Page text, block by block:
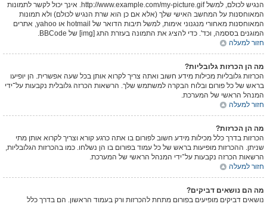
הנגיש לכולם, למשל http://www.example.com/my-picture.gif. אינך יכול לקשר לתמונות
המאוחסנות על המחשב האישי שלך (אלא אם כן הוא שרת הנגיש לכולם) ולא תמונות
המאוחסנות מאחורי מנגנוני אימות, למשל תיבות הדואר של hotmail או yahoo, אתרים
המוגנים בססמה, וכד'. כדי להציג את התמונה בעזרת התג [img] של BBCode.
חזור למעלה
מה הן הכרזות גלובליות?
הכרזות גלובליות מכילות מידע חשוב ואתה צריך לקרוא אותן בכל שעה אפשרית. הן יופיעו
בראש של כל פורום ובלוח הבקרה למשתמש שלך. הרשאות הכרזה גלובלית נקבעות על־ידי
המנהל הראשי של המערכת.
חזור למעלה
מה הן הכרזות?
הכרזות בדרך כלל מכילות מידע חשוב לפורום בו אתה כרגע קורא וצריך לקרוא אותן מתי
שניתן. ההכרזות מופיעות בראש של כל עמוד בפורום בו הן נשלחו. כמו בהכרזות הגלובליות,
הרשאות הכרזה נקבעות על־ידי המנהל הראשי של המערכת.
חזור למעלה
מה הם נושאים דביקים?
נושאים דביקים מופיעים בפורום מתחת להכרזות ורק בעמוד הראשון. הם בדרך כלל